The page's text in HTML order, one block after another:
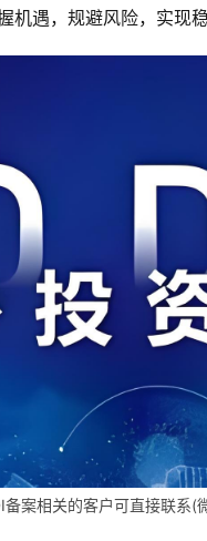
遇，规避风险，实现
备案相关的客户可直接联系(